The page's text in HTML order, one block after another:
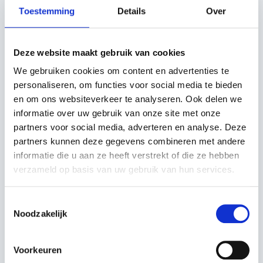
Toestemming Details Over
Deze website maakt gebruik van cookies
We gebruiken cookies om content en advertenties te
personaliseren, om functies voor social media te bieden
en om ons websiteverkeer te analyseren. Ook delen we
informatie over uw gebruik van onze site met onze
partners voor social media, adverteren en analyse. Deze
partners kunnen deze gegevens combineren met andere
informatie die u aan ze heeft verstrekt of die ze hebben
verzameld op basis van uw gebruik van hun services.
Noodzakelijk
Voorkeuren
het risico op diefstal te minimaliseren.
hoogwaardig kleurendisplay, draaiknop en
statusindicatoren biedt een intuïtieve en
geavanceerde manier om uw maaier te bedienen.
Technische specificaties:
Werkcapaciteit:Tot 1000 m²
Maximale helling: 30% (17°)
Geluidsemissie: